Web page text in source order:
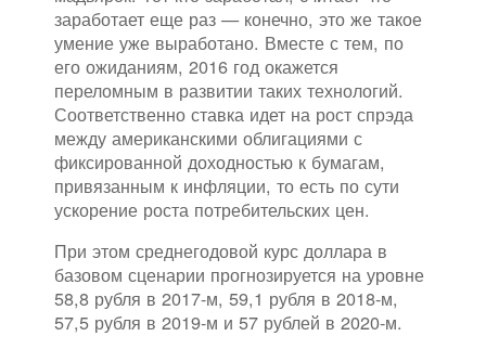
заработает еще раз — конечно, это же такое
умение уже выработано. Вместе с тем, по
его ожиданиям, 2016 год окажется
переломным в развитии таких технологий.
Соответственно ставка идет на рост спрэда
между американскими облигациями с
фиксированной доходностью к бумагам,
привязанным к инфляции, то есть по сути
ускорение роста потребительских цен.
При этом среднегодовой курс доллара в
базовом сценарии прогнозируется на уровне
58,8 рубля в 2017-м, 59,1 рубля в 2018-м,
57,5 рубля в 2019-м и 57 рублей в 2020-м.